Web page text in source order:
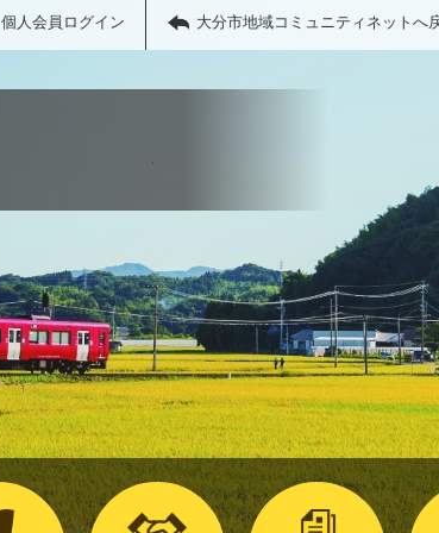
個人会員ログイン 大分市地域コミュニティネットへ